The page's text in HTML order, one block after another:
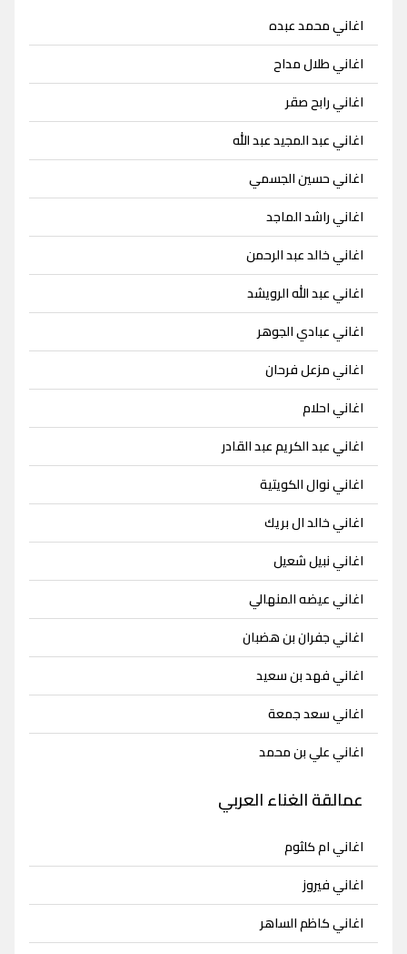
اغاني محمد عبده
اغاني طلال مداح
اغاني رابح صقر
اغاني عبد المجيد عبد الله
اغاني حسين الجسمي
اغاني راشد الماجد
اغاني خالد عبد الرحمن
اغاني عبد الله الرويشد
اغاني عبادي الجوهر
اغاني مزعل فرحان
اغاني احلام
اغاني عبد الكريم عبد القادر
اغاني نوال الكويتية
اغاني خالد ال بريك
اغاني نبيل شعيل
اغاني عيضه المنهالي
اغاني جفران بن هضبان
اغاني فهد بن سعيد
اغاني سعد جمعة
اغاني علي بن محمد
عمالقة الغناء العربي
اغاني ام كلثوم
اغاني فيروز
اغاني كاظم الساهر